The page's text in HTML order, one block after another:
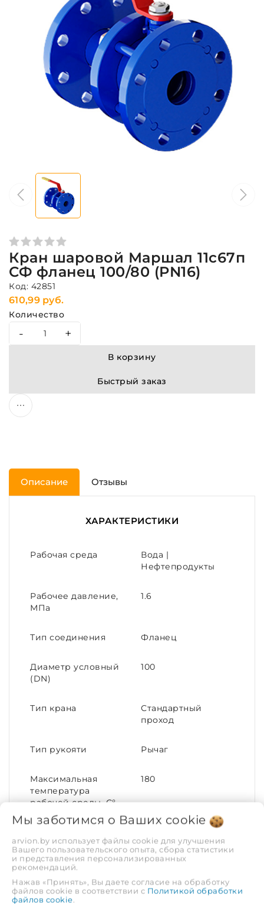
Кран шаровой Маршал 11с67п
СФ фланец 100/80 (PN16)
Код: 42851
610,99 руб.
Количество
- +
В корзину
Быстрый заказ
Описание Отзывы
ХАРАКТЕРИСТИКИ
Рабочая среда
Вода |
Нефтепродукты
Рабочее давление,
МПа
1.6
Тип соединения Фланец
Диаметр условный
(DN)
100
Тип крана
Стандартный
проход
Тип рукояти Рычаг
Максимальная
температура
рабочей среды, С°
180
диаметр (DN)
Материал корпуса
Мы заботимся о Ваших cookie
arvion.by использует файлы cookie для улучшения
Вашего пользовательского опыта, сбора статистики
и представления персонализированных
рекомендаций.
Нажав «Принять», Вы даете согласие на обработку
файлов cookie в соответствии с Политикой обработки
файлов cookie.